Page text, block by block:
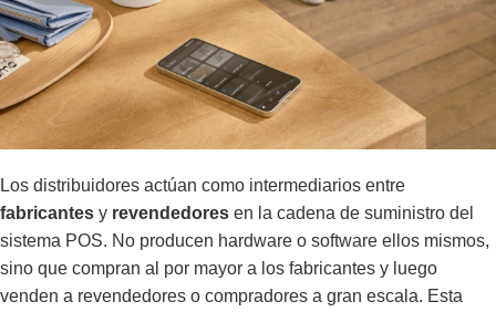
Los distribuidores actúan como intermediarios entre
fabricantes y revendedores en la cadena de suministro del
sistema POS. No producen hardware o software ellos mismos,
sino que compran al por mayor a los fabricantes y luego
venden a revendedores o compradores a gran escala. Esta